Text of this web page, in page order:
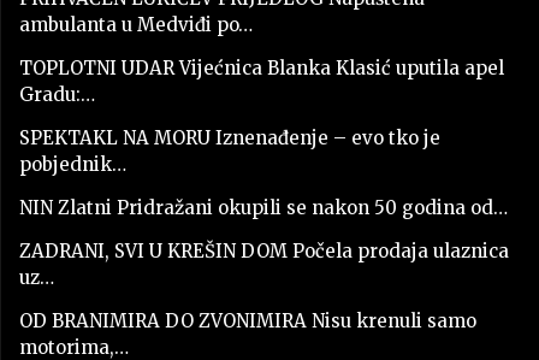
ambulanta u Medviđi po…
TOPLOTNI UDAR Vijećnica Blanka Klasić uputila apel
Gradu:…
SPEKTAKL NA MORU Iznenađenje – evo tko je
pobjednik…
NIN Zlatni Pridražani okupili se nakon 50 godina od…
ZADRANI, SVI U KREŠIN DOM Počela prodaja ulaznica
uz…
OD BRANIMIRA DO ZVONIMIRA Nisu krenuli samo
motorima,…